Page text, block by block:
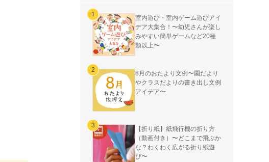
室内遊び・室内ゲーム遊びアイ
デア大集合！〜幼児さんが楽し
みやすい簡単ゲームなど20種
類以上〜
8月のおたより文例〜園だより
やクラスだよりの書き出し文例
アイデア〜
【折り紙】紙飛行機の折り方
（動画付き）〜どこまで飛ぶか
な？わくわく広がる折り紙遊
び〜